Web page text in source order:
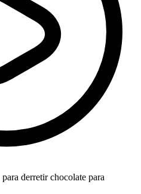
para derretir chocolate para